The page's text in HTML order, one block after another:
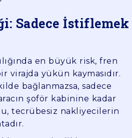
Sadece İstiflemek
en büyük risk, fren
virajda yükün kaymasıdır.
bağlanmazsa, sadece
şoför kabinine kadar
tecrübesiz nakliyecilerin